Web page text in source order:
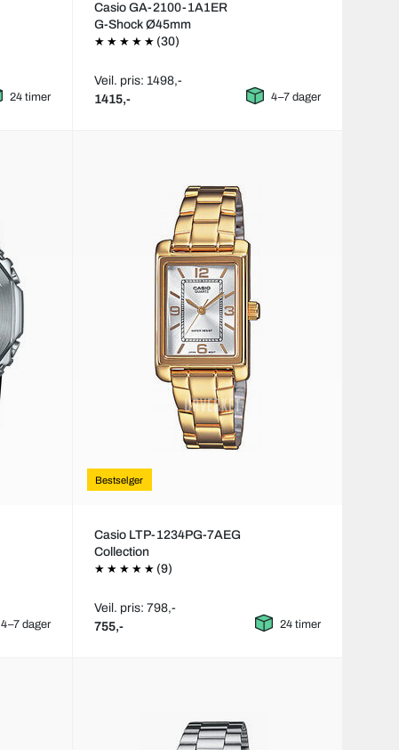
24 timer
Casio GA-2100-1A1ER
G-Shock Ø45mm
(30)
Veil. pris: 1498,-
1415,- 4–7 dager
4–7 dager
Bestselger
Casio LTP-1234PG-7AEG
Collection
(9)
Veil. pris: 798,-
755,- 24 timer